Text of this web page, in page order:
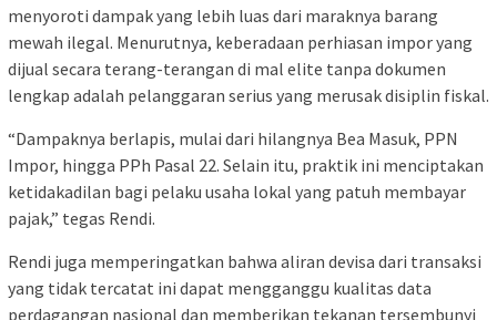
menyoroti dampak yang lebih luas dari maraknya barang
mewah ilegal. Menurutnya, keberadaan perhiasan impor yang
dijual secara terang-terangan di mal elite tanpa dokumen
lengkap adalah pelanggaran serius yang merusak disiplin fiskal.
“Dampaknya berlapis, mulai dari hilangnya Bea Masuk, PPN
Impor, hingga PPh Pasal 22. Selain itu, praktik ini menciptakan
ketidakadilan bagi pelaku usaha lokal yang patuh membayar
pajak,” tegas Rendi.
Rendi juga memperingatkan bahwa aliran devisa dari transaksi
yang tidak tercatat ini dapat mengganggu kualitas data
perdagangan nasional dan memberikan tekanan tersembunyi